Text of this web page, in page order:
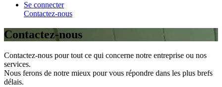
Se connecter
Contactez-nous
Contactez-nous
Contactez-nous pour tout ce qui concerne notre entreprise ou nos
services.
Nous ferons de notre mieux pour vous répondre dans les plus brefs
délais.